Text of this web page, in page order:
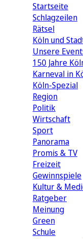
Startseite
Schlagzeilen
Rätsel
Köln und
Unsere
150 Jahre
Karneval in
Köln-Spezial
Region
Politik
Wirtschaft
Sport
Panorama
Promis & TV
Freizeit
Gewinnspiele
Kultur &
Ratgeber
Meinung
Green
Schule